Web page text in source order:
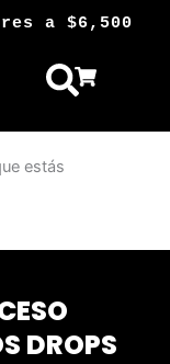
a
estás
DROPS